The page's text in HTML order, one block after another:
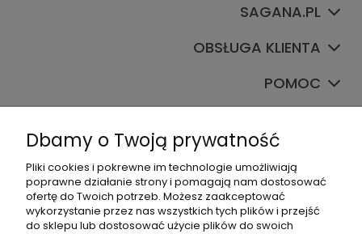
SAGANA.PL
OBSŁUGA KLIENTA
POMOC
Dbamy o Twoją prywatność
Pliki cookies i pokrewne im technologie umożliwiają
poprawne działanie strony i pomagają nam dostosować
ofertę do Twoich potrzeb. Możesz zaakceptować
wykorzystanie przez nas wszystkich tych plików i przejść
do sklepu lub dostosować użycie plików do swoich